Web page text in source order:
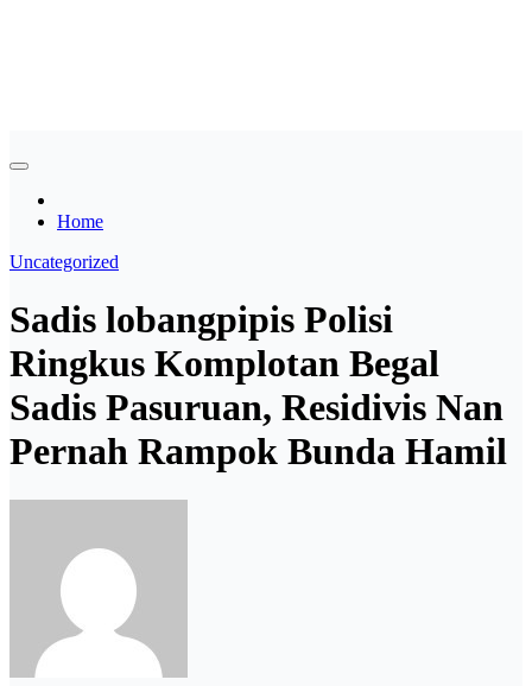
Home
Uncategorized
Sadis lobangpipis Polisi
Ringkus Komplotan Begal
Sadis Pasuruan, Residivis Nan
Pernah Rampok Bunda Hamil